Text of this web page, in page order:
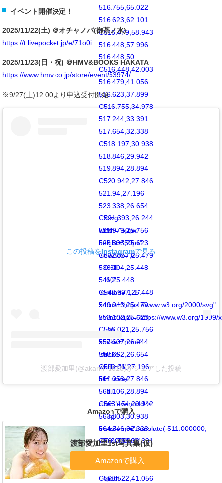
516.755,65.022
516.623,62.101
C516.479,58.943
516.448,57.996
516.448,50
C516.448,42.003
516.479,41.056
516.623,37.899
C516.755,34.978
517.244,33.391
517.654,32.338
C518.197,30.938
518.846,29.942
519.894,28.894
C520.942,27.846
521.94,27.196
523.338,26.654
C524.393,26.244
525.979,25.756
528.898,25.623
C532.057,25.479
533.004,25.448
541,25.448
C548.997,25.448
549.943,25.479
553.102,25.623
C556.021,25.756
557.607,26.244
558.662,26.654
C560.06,27.196
561.058,27.846
562.106,28.894
C563.154,29.942
563.803,30.938
564.346,32.338
C564.756,33.391
565.244,34.978
565.378,37.899
C565.522,41.056
イベント開催決定！
2025/11/22(土) ＠オチャノバ(御茶ノ水)
https://t.livepocket.jp/e/71o0i
2025/11/23(日・祝) ＠HMV&BOOKS HAKATA
https://www.hmv.co.jp/store/event/53974/
※9/27(土)12:00より申込受付開始
<svg
width="50px"
height="50px"
viewBox="0
0 60
60"
version="1.1"
xmlns="https://www.w3.org/2000/svg"
xmlns:xlink="https://www.w3.org/1999/
<g
stroke="none"
stroke-
width="1"
fill="none"
fill-
rule="evenodd">
<g
transform="translate(-511.000000,
-20.000000)"
fill="#000000">
<g>
<path
この投稿をInstagramで見る
渡部愛加里(@akarin_1018)がシェアした投稿
Amazonで購入
渡部愛加里1st写真集(仮)